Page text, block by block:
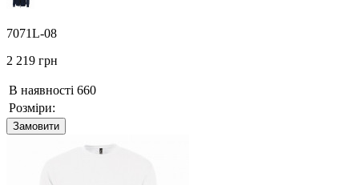
7071L-08
2 219 грн
В наявності 660
Розміри:
Замовити